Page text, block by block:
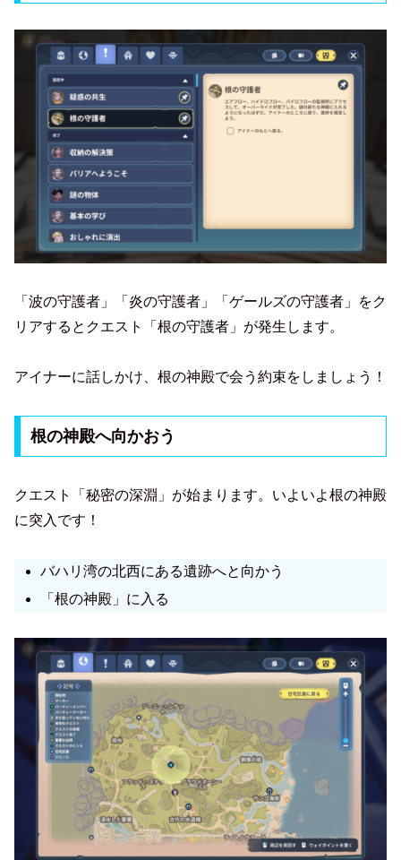
「波の守護者」「炎の守護者」「ゲールズの守護者」をク
リアするとクエスト「根の守護者」が発生します。
アイナーに話しかけ、根の神殿で会う約束をしましょう！
根の神殿へ向かおう
クエスト「秘密の深淵」が始まります。いよいよ根の神殿
に突入です！
バハリ湾の北西にある遺跡へと向かう
「根の神殿」に入る